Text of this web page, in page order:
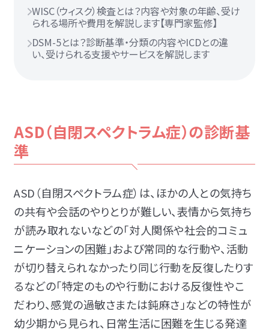
WISC（ウィスク）検査とは？内容や対象の年齢、受け
られる場所や費用を解説します【専門家監修】
DSM-5とは？診断基準・分類の内容やICDとの違
い、受けられる支援やサービスを解説します
ASD（自閉スペクトラム症）の診断基
準
ASD（自閉スペクトラム症）は、ほかの人との気持ち
の共有や会話のやりとりが難しい、表情から気持ち
が読み取れないなどの「対人関係や社会的コミュ
ニケーションの困難」および常同的な行動や、活動
が切り替えられなかったり同じ行動を反復したりす
るなどの「特定のものや行動における反復性やこ
だわり、感覚の過敏さまたは鈍麻さ」などの特性が
幼少期から見られ、日常生活に困難を生じる発達